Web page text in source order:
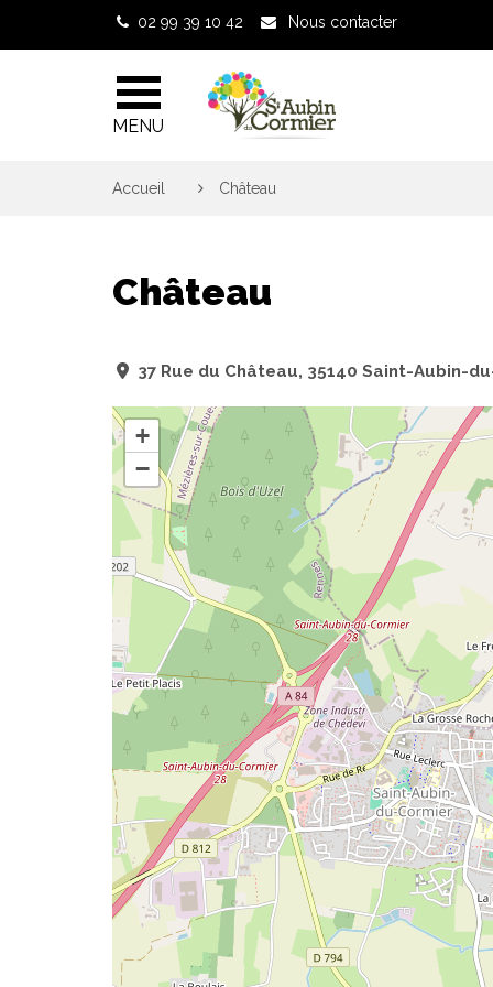
02 99 39 10 42 Nous contacter
MENU
Accueil Château
Château
37 Rue du Château, 35140 Saint-Aubin-
+
−